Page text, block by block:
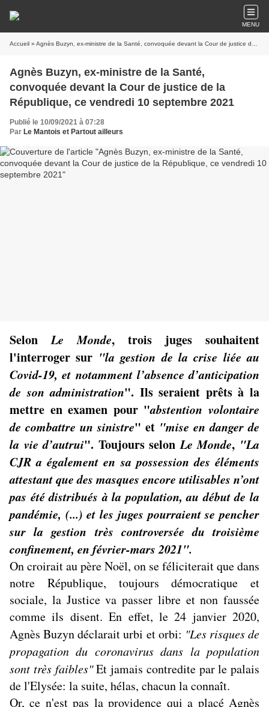
MENU
Accueil » Agnès Buzyn, ex-ministre de la Santé, convoquée devant la Cour de justice de la République, ce vendredi 10 septembre 2021
Agnès Buzyn, ex-ministre de la Santé,
convoquée devant la Cour de justice de la
République, ce vendredi 10 septembre 2021
Publié le 10/09/2021 à 07:28
Par Le Mantois et Partout ailleurs
SelonLe Monde, trois juges souhaitent
l'interroger sur "la gestion de la crise liée au
Covid-19, et notamment l’absence d’anticipation
de son administration". Ils seraient prêts à la
mettre en examen pour "abstention volontaire
de combattre un sinistre" et "mise en danger de
la vie d’autrui". Toujours selonLe Monde, "La
CJR a également en sa possession des éléments
attestant que des masques encore utilisables n’ont
pas été distribués à la population, au début de la
pandémie, (...) et les juges pourraient se pencher
sur la gestion très controversée du troisième
confinement, en février-mars 2021".
On croirait au père Noël, on se féliciterait que dans
notre République, toujours démocratique et
sociale, la Justice va passer libre et non faussée
comme ils disent. En effet, le 24 janvier 2020,
Agnès Buzyn déclarait urbi et orbi: "Les risques de
propagation du coronavirus dans la population
sont très faibles"Et jamais contredite par le palais
de l'Elysée: la suite, hélas, chacun la connaît.
Or, ce n'est pas la providence qui a placé Agnès